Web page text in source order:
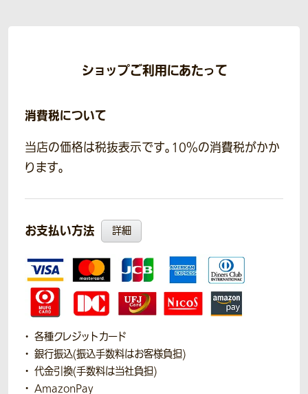
ショップご利用にあたって
消費税について
当店の価格は税抜表示です。10％の消費税がかか
ります。
お支払い方法 詳細
各種クレジットカード
銀行振込(振込手数料はお客様負担)
代金引換(手数料は当社負担)
AmazonPay